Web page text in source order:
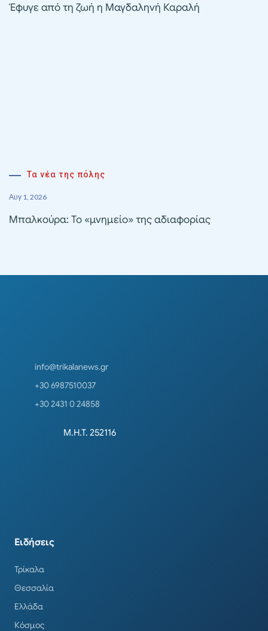
Έφυγε από τη ζωή η Μαγδαληνή Καραλή
Τα νέα της πόλης
Αυγ 1, 2026
Μπαλκούρα: Το «μνημείο» της αδιαφορίας
info@trikalanews.gr
+30 6987510037
+30 2431 0 24858
Μ.Η.Τ. 252116
Ειδήσεις
Τρίκαλα
Θεσσαλία
Ελλάδα
Κόσμος